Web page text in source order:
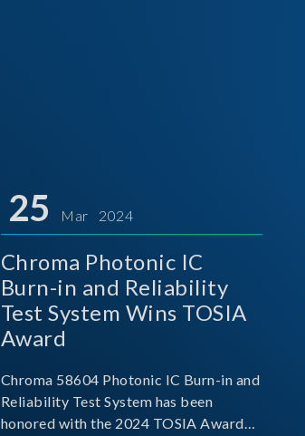
25 Mar 2024
Chroma Photonic IC
Burn-in and Reliability
Test System Wins TOSIA
Award
Chroma 58604 Photonic IC Burn-in and
Reliability Test System has been
honored with the 2024 TOSIA Award